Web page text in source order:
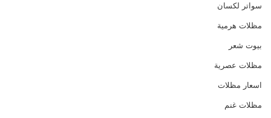
سواتر لكسان
مظلات هرمية
بيوت شعر
مظلات عصرية
اسعار مظلات
مظلات غنم